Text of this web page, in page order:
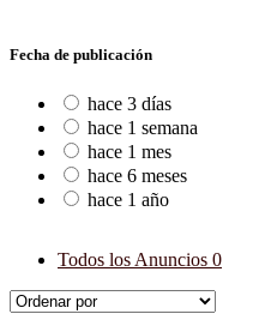
Fecha de publicación
hace 3 días
hace 1 semana
hace 1 mes
hace 6 meses
hace 1 año
Todos los Anuncios 0